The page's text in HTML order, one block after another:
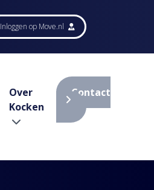
Inloggen op Move.nl
Over
Kocken
Contact